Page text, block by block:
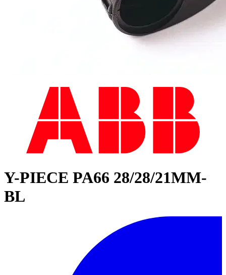
Y-PIECE PA66 28/28/21MM-
BL